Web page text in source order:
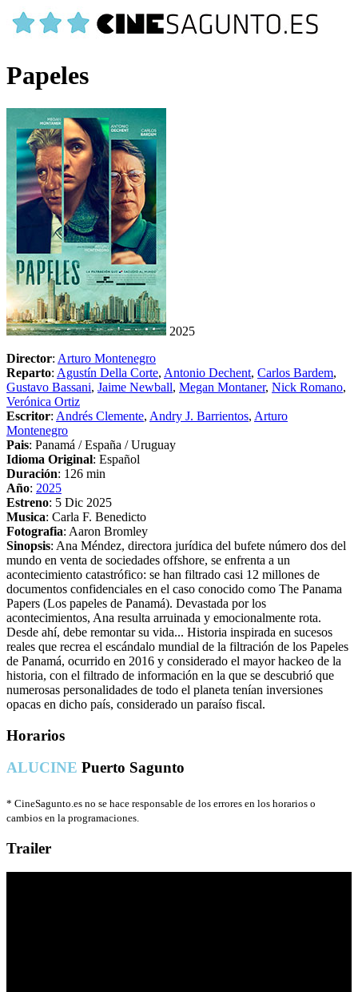
Papeles
2025
Director: Arturo Montenegro
Reparto: Agustín Della Corte, Antonio Dechent, Carlos Bardem,
Gustavo Bassani, Jaime Newball, Megan Montaner, Nick Romano,
Verónica Ortiz
Escritor: Andrés Clemente, Andry J. Barrientos, Arturo
Montenegro
Pais: Panamá / España / Uruguay
Idioma Original: Español
Duración: 126 min
Año: 2025
Estreno: 5 Dic 2025
Musica: Carla F. Benedicto
Fotografia: Aaron Bromley
Sinopsis: Ana Méndez, directora jurídica del bufete número dos del
mundo en venta de sociedades offshore, se enfrenta a un
acontecimiento catastrófico: se han filtrado casi 12 millones de
documentos confidenciales en el caso conocido como The Panama
Papers (Los papeles de Panamá). Devastada por los
acontecimientos, Ana resulta arruinada y emocionalmente rota.
Desde ahí, debe remontar su vida... Historia inspirada en sucesos
reales que recrea el escándalo mundial de la filtración de los Papeles
de Panamá, ocurrido en 2016 y considerado el mayor hackeo de la
historia, con el filtrado de información en la que se descubrió que
numerosas personalidades de todo el planeta tenían inversiones
opacas en dicho país, considerado un paraíso fiscal.
Horarios
ALUCINE Puerto Sagunto
* CineSagunto.es no se hace responsable de los errores en los horarios o
cambios en la programaciones.
Trailer